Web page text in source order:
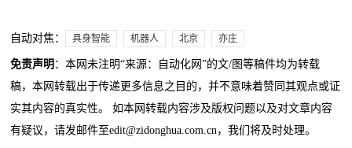
自动对焦： 具身智能 机器人 北京 亦庄
免责声明 ：本网未注明“来源：自动化网”的文/图等稿件均为转载
稿，本网转载出于传递更多信息之目的，并不意味着赞同其观点或证
实其内容的真实性。 如本网转载内容涉及版权问题以及对文章内容
有疑议，请发邮件至edit@zidonghua.com.cn，我们将及时处理。